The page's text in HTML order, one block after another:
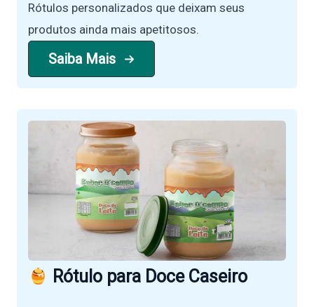
Rótulos personalizados que deixam seus
produtos ainda mais apetitosos.
Saiba Mais
Rótulo para Doce Caseiro